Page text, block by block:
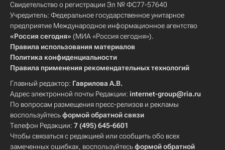
Свидетельство о регистрации Эл № ФС77-57640
Учредитель: Федеральное государственное унитарное
предприятие Международное информационное агентство
«Россия сегодня» (МИА «Россия сегодня»).
Правила использования материалов
Политика конфиденциальности
Правила применения рекомендательных технологий
Главный редактор: Гаврилова А.В.
Адрес электронной почты Редакции: internet-group@ria.ru
По вопросам размещения пресс-релизов и рекламы
воспользуйтесьформой обратной связи
Телефон Редакции: 7 (495) 645-6601
Чтобы связаться с редакцией или сообщить обо всех
замеченных ошибках, воспользуйтесьформой обратной